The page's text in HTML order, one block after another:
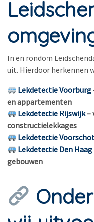
In en rondom
uit. Hierdoor herkennen
Lekdetectie Voorburg
en appartementen
Lekdetectie Rijswijk–
constructielekkages
Lekdetectie
Lekdetectie Den Haag
gebouwen